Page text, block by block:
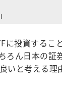
に投資するこ
ろん日本の証
いと考える理